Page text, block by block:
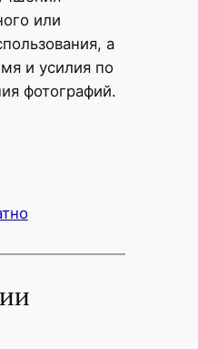
или
а
и усилия по
фотографий.